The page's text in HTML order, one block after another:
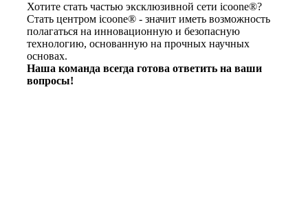
Хотите стать частью эксклюзивной сети icoone®?
Стать центром icoone® - значит иметь возможность
полагаться на инновационную и безопасную
технологию, основанную на прочных научных
основах.
Наша команда всегда готова ответить на ваши
вопросы!